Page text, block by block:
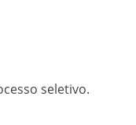
seletivo.